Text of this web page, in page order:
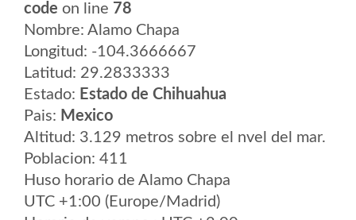
code on line 78
Nombre: Alamo Chapa
Longitud: -104.3666667
Latitud: 29.2833333
Estado: Estado de Chihuahua
Pais: Mexico
Altitud: 3.129 metros sobre el nvel del mar.
Poblacion: 411
Huso horario de Alamo Chapa
UTC +1:00 (Europe/Madrid)